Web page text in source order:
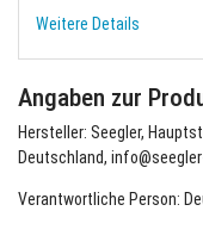
Weitere Details
Angaben zur
Hersteller: Seegler,
Deutschland,
Verantwortliche Person: